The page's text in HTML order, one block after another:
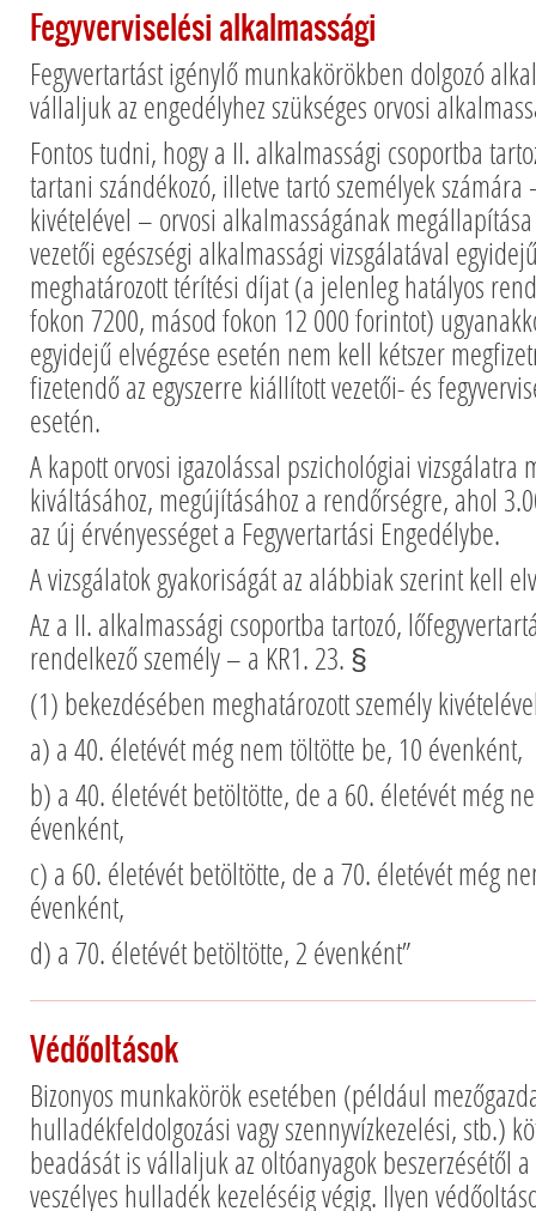
Fegyverviselési alkalmassági
Fegyvertartást igénylő munkakörökben dolgozó
vállaljuk az engedélyhez szükséges orvosi
Fontos tudni, hogy a II. alkalmassági csoportba
tartani szándékozó, illetve tartó személyek
kivételével – orvosi alkalmasságának
vezetői egészségi alkalmassági vizsgálatával
meghatározott térítési díjat (a jelenleg hatályos
fokon 7200, másod fokon 12 000 forintot)
egyidejű elvégzése esetén nem kell kétszer
fizetendő az egyszerre kiállított vezetői- és
esetén.
A kapott orvosi igazolással pszichológiai vizsgálatra
kiváltásához, megújításához a rendőrségre, ahol
az új érvényességet a Fegyvertartási Engedélybe.
A vizsgálatok gyakoriságát az alábbiak szerint kell
Az a II. alkalmassági csoportba tartozó,
rendelkező személy – a KR1. 23. §
(1) bekezdésében meghatározott személy
a) a 40. életévét még nem töltötte be, 10 évenként,
b) a 40. életévét betöltötte, de a 60. életévét még
évenként,
c) a 60. életévét betöltötte, de a 70. életévét még
évenként,
d) a 70. életévét betöltötte, 2 évenként”
Védőoltások
Bizonyos munkakörök esetében (például
hulladékfeldolgozási vagy szennyvízkezelési, stb.)
beadását is vállaljuk az oltóanyagok beszerzésétől
veszélyes hulladék kezeléséig végig. Ilyen